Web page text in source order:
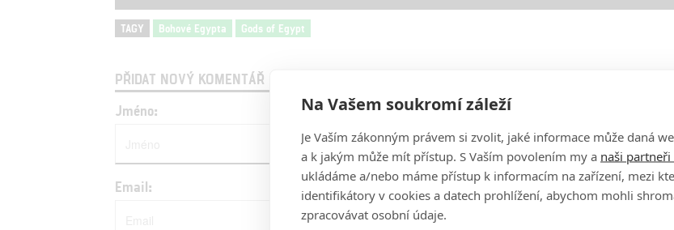
TAGY Bohové Egypta Gods of Egypt
PŘIDAT NOVÝ KOMENTÁŘ
Jméno:
Email:
Na Vašem soukromí záleží
Je Vaším zákonným právem si zvolit, jaké informace může daná
a k jakým může mít přístup. S Vaším povolením my a naši
ukládáme a/nebo máme přístup k informacím na zařízení, mezi
identifikátory v cookies a datech prohlížení, abychom mohli
zpracovávat osobní údaje.